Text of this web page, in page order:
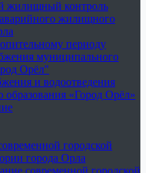
жилищный контроль
жилищного
периоду
муниципального
Орёл"
и водоотведения
образования «Город Орёл»
городской
города Орла
современной городской